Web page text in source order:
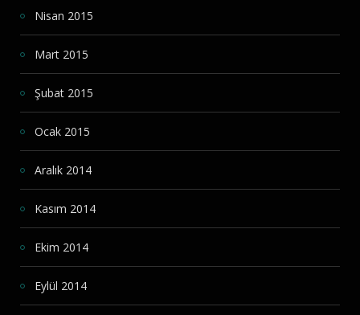
Nisan 2015
Mart 2015
Şubat 2015
Ocak 2015
Aralık 2014
Kasım 2014
Ekim 2014
Eylül 2014